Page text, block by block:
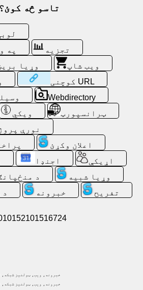
تاسو څه کوئ؟
په
تجزیه
وړیا
ویب شاپ
کوچنی URL
Webdirectory
ويکي
ټرانسپورټ
نورې
اعلان وکړئ
اجنډا
اړیکې
د
وړیا شبیه
خبرونه
تفریح
خبرونه، ویب، ټولنیز
خبرونه، ویب، ټولنیز